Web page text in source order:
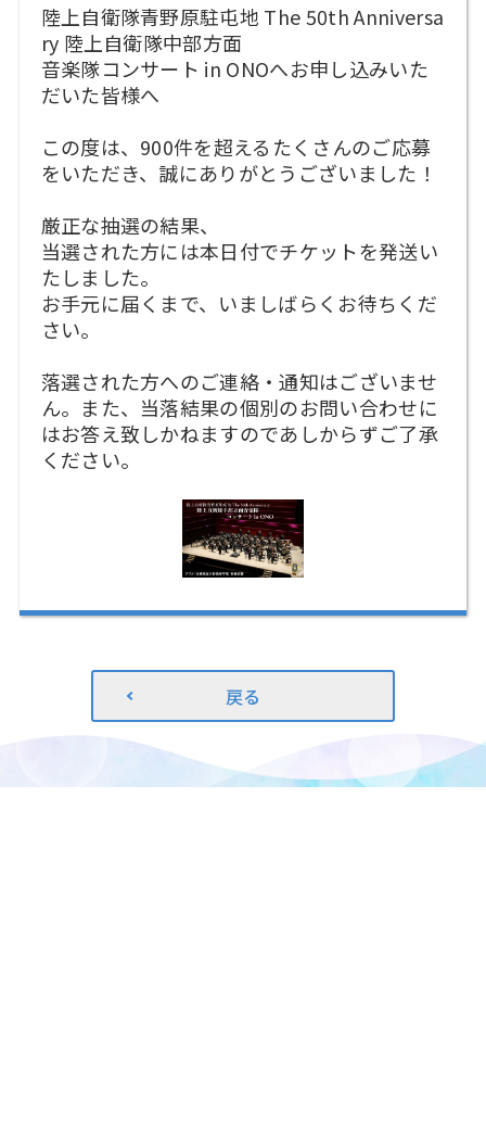
陸上自衛隊青野原駐屯地 The 50th Anniversa
ry 陸上自衛隊中部方面
音楽隊コンサート in ONOへお申し込みいた
だいた皆様へ
この度は、900件を超えるたくさんのご応募
をいただき、誠にありがとうございました！
厳正な抽選の結果、
当選された方には本日付でチケットを発送い
たしました。
お手元に届くまで、いましばらくお待ちくだ
さい。
落選された方へのご連絡・通知はございませ
ん。また、当落結果の個別のお問い合わせに
はお答え致しかねますのであしからずご了承
ください。
戻る